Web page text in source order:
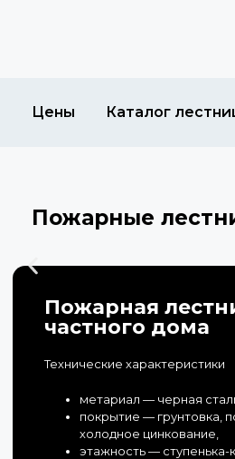
Цены Каталог
Пожарные
Пожарная
частного дома
Технические характеристики
метариал — черная
покрытие — грунтовка,
холодное цинкование,
этажность — ступенька-